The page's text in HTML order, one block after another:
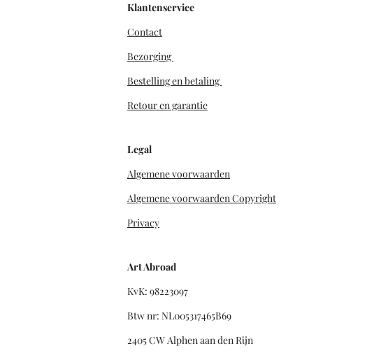
Klantenservice
Contact
Bezorging
Bestelling en betaling
Retour en garantie
Legal
Algemene voorwaarden
Algemene voorwaarden Copyright
Privacy
Art Abroad
KvK: 98223097
Btw nr: NL005317465B69
2405 CW Alphen aan den Rijn